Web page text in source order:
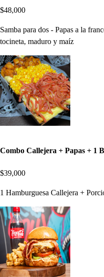
$48,000
Samba para dos - Papas a la
tocineta, maduro y maíz
Combo Callejera + Papas + 1
$39,000
1 Hamburguesa Callejera +